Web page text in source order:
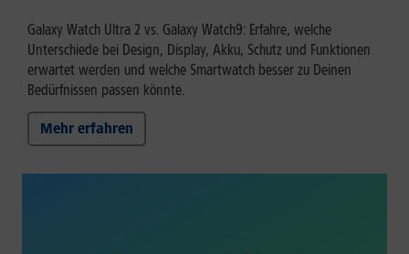
Galaxy Watch Ultra 2 vs. Galaxy Watch9: Erfahre, welche
Unterschiede bei Design, Display, Akku, Schutz und Funktionen
erwartet werden und welche Smartwatch besser zu Deinen
Bedürfnissen passen könnte.
Mehr erfahren